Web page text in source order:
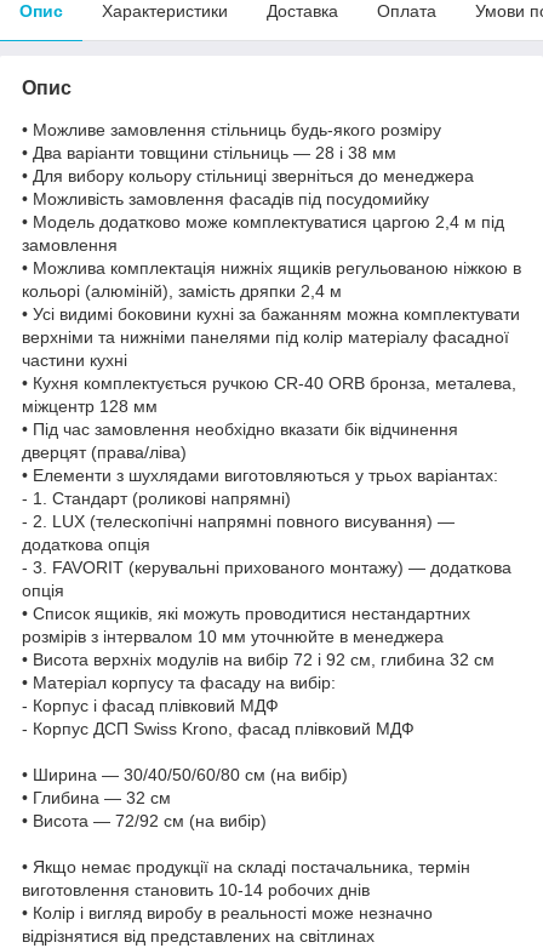
Опис Характеристики Доставка Оплата Умови
Опис
• Можливе замовлення стільниць будь-якого розміру
• Два варіанти товщини стільниць — 28 і 38 мм
• Для вибору кольору стільниці зверніться до менеджера
• Можливість замовлення фасадів під посудомийку
• Модель додатково може комплектуватися царгою 2,4 м під
замовлення
• Можлива комплектація нижніх ящиків регульованою ніжкою в
кольорі (алюміній), замість дряпки 2,4 м
• Усі видимі боковини кухні за бажанням можна комплектувати
верхніми та нижніми панелями під колір матеріалу фасадної
частини кухні
• Кухня комплектується ручкою CR-40 ORB бронза, металева,
міжцентр 128 мм
• Під час замовлення необхідно вказати бік відчинення
дверцят (права/ліва)
• Елементи з шухлядами виготовляються у трьох варіантах:
- 1. Стандарт (роликові напрямні)
- 2. LUX (телескопічні напрямні повного висування) —
додаткова опція
- 3. FAVORIT (керувальні прихованого монтажу) — додаткова
опція
• Список ящиків, які можуть проводитися нестандартних
розмірів з інтервалом 10 мм уточнюйте в менеджера
• Висота верхніх модулів на вибір 72 і 92 см, глибина 32 см
• Матеріал корпусу та фасаду на вибір:
- Корпус і фасад плівковий МДФ
- Корпус ДСП Swiss Krono, фасад плівковий МДФ
• Ширина — 30/40/50/60/80 см (на вибір)
• Глибина — 32 см
• Висота — 72/92 см (на вибір)
• Якщо немає продукції на складі постачальника, термін
виготовлення становить 10-14 робочих днів
• Колір і вигляд виробу в реальності може незначно
відрізнятися від представлених на світлинах